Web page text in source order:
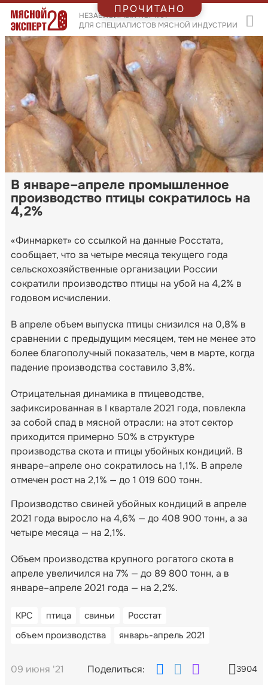
НЕЗАВИСИМЫЙ ПОРТАЛ
ДЛЯ СПЕЦИАЛИСТОВ МЯСНОЙ ИНДУСТРИИ
В январе–апреле промышленное
производство птицы сократилось на
4,2%
«Финмаркет» со ссылкой на данные Росстата,
сообщает, что за четыре месяца текущего года
сельскохозяйственные организации России
сократили производство птицы на убой на 4,2% в
годовом исчислении.
В апреле объем выпуска птицы снизился на 0,8% в
сравнении с предыдущим месяцем, тем не менее это
более благополучный показатель, чем в марте, когда
падение производства составило 3,8%.
Отрицательная динамика в птицеводстве,
зафиксированная в I квартале 2021 года, повлекла
за собой спад в мясной отрасли: на этот сектор
приходится примерно 50% в структуре
производства скота и птицы убойных кондиций. В
январе–апреле оно сократилось на 1,1%. В апреле
отмечен рост на 2,1% — до 1 019 600 тонн.
Производство свиней убойных кондиций в апреле
2021 года выросло на 4,6% — до 408 900 тонн, а за
четыре месяца — на 2,1%.
Объем производства крупного рогатого скота в
апреле увеличился на 7% — до 89 800 тонн, а в
январе–апреле 2021 года — на 2,2%.
КРС птица свиньи
Росстат
объем производства
январь-апрель 2021
09 июня '21 Поделиться: 3904
ПРОЧИТАНО